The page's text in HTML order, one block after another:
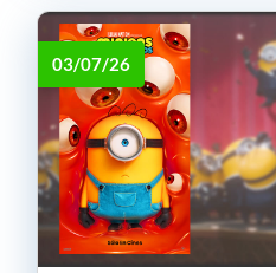
03/07/26